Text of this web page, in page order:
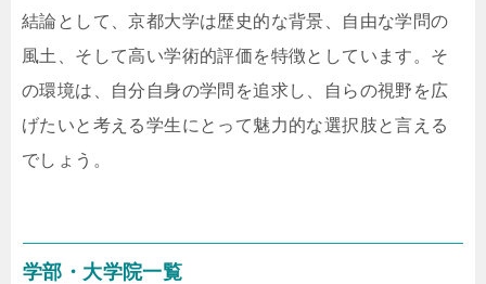
結論として、京都大学は歴史的な背景、自由な学問の
風土、そして高い学術的評価を特徴としています。そ
の環境は、自分自身の学問を追求し、自らの視野を広
げたいと考える学生にとって魅力的な選択肢と言える
でしょう。
学部・大学院一覧